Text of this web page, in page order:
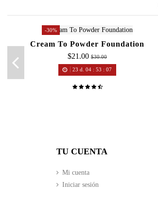
-30%
Cream To Powder Foundation
$21.00 $30.00
23 d. 04 :53 :07
TU CUENTA
Mi cuenta
Iniciar sesión